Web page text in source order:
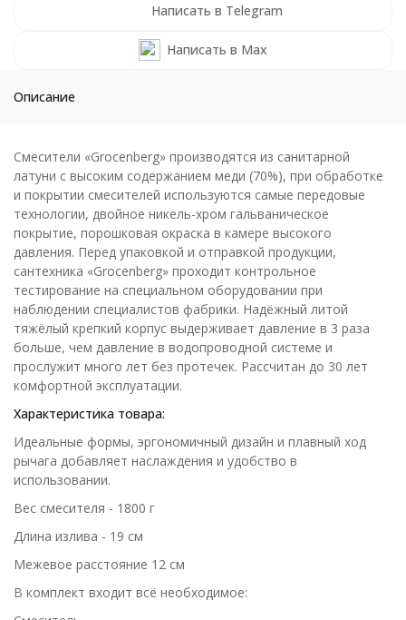
Написать в Telegram
Написать в Max
Описание
Смесители «Grocenberg» производятся из санитарной
латуни с высоким содержанием меди (70%), при обработке
и покрытии смесителей используются самые передовые
технологии, двойное никель-хром гальваническое
покрытие, порошковая окраска в камере высокого
давления. Перед упаковкой и отправкой продукции,
сантехника «Grocenberg» проходит контрольное
тестирование на специальном оборудовании при
наблюдении специалистов фабрики. Надёжный литой
тяжёлый крепкий корпус выдерживает давление в 3 раза
больше, чем давление в водопроводной системе и
прослужит много лет без протечек. Рассчитан до 30 лет
комфортной эксплуатации.
Характеристика товара:
Идеальные формы, эргономичный дизайн и плавный ход
рычага добавляет наслаждения и удобство в
использовании.
Вес смесителя - 1800 г
Длина излива - 19 см
Межевое расстояние 12 см
В комплект входит всё необходимое: